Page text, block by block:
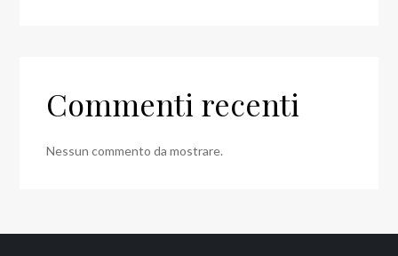
Commenti recenti
Nessun commento da mostrare.